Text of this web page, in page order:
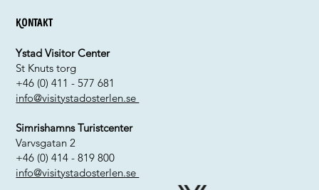
Kontakt
Ystad Visitor Center
St Knuts torg
+46 (0) 411 - 577 681
info@visitystadosterlen.se
Simrishamns Turistcenter
Varvsgatan 2
+46 (0) 414 - 819 800
info@visitystadosterlen.se